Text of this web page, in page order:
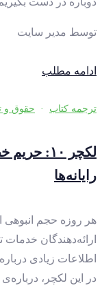
توسط مدیر سایت
ادامه مطلب
ترجمه کتاب · حقوق و
لکچر ۱۰:
رایانه‌ها
هر روزه حجم انبوهی
ارائه‌دهندگان
اطلاعات زیادی
در این لکچر،